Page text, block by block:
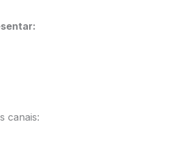
canais: